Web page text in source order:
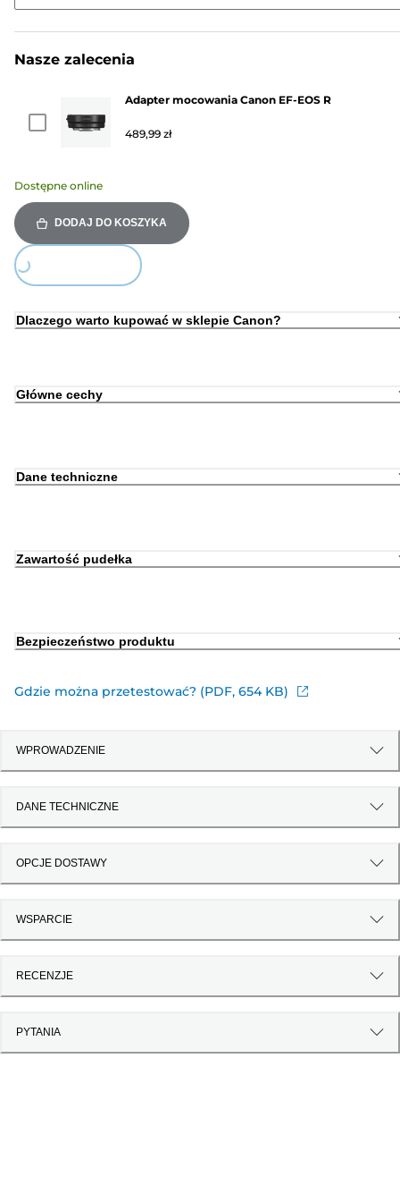
Nasze zalecenia
Adapter mocowania Canon EF-EOS R
489,99 zł
Dostępne online
DODAJ DO KOSZYKA
Loading...
Dlaczego warto kupować w sklepie Canon?
Główne cechy
Dane techniczne
Zawartość pudełka
Bezpieczeństwo produktu
Gdzie można przetestować? (PDF, 654 KB)
WPROWADZENIE
DANE TECHNICZNE
OPCJE DOSTAWY
WSPARCIE
RECENZJE
PYTANIA